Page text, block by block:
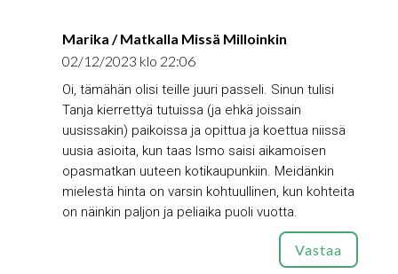
Marika / Matkalla Missä Milloinkin
02/12/2023 klo 22:06
Oi, tämähän olisi teille juuri passeli. Sinun tulisi
Tanja kierrettyä tutuissa (ja ehkä joissain
uusissakin) paikoissa ja opittua ja koettua niissä
uusia asioita, kun taas Ismo saisi aikamoisen
opasmatkan uuteen kotikaupunkiin. Meidänkin
mielestä hinta on varsin kohtuullinen, kun kohteita
on näinkin paljon ja peliaika puoli vuotta.
Vastaa